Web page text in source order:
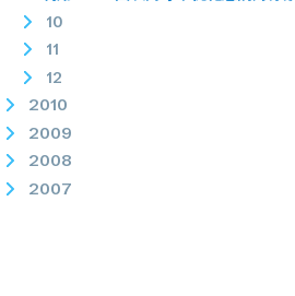
10
11
12
2010
2009
2008
2007